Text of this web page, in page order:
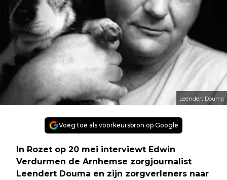
Leendert Douma
Voeg toe als voorkeursbron op Google
In Rozet op 20 mei interviewt Edwin
Verdurmen de Arnhemse zorgjournalist
Leendert Douma en zijn zorgverleners naar